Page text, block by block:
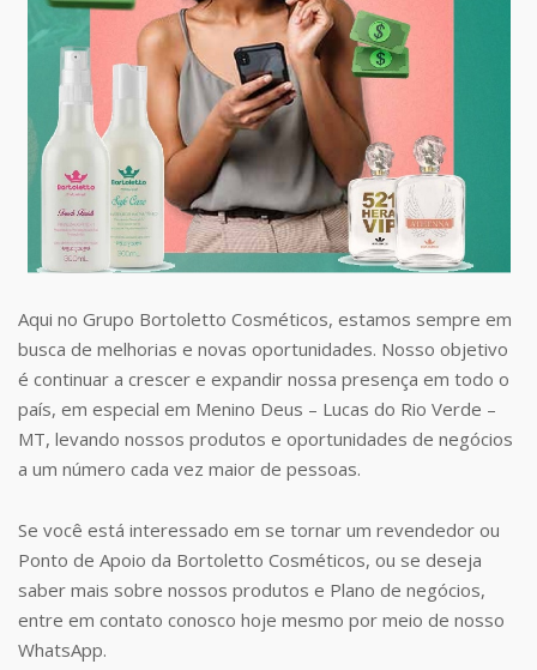
Aqui no Grupo Bortoletto Cosméticos, estamos sempre em
busca de melhorias e novas oportunidades. Nosso objetivo
é continuar a crescer e expandir nossa presença em todo o
país, em especial em Menino Deus – Lucas do Rio Verde –
MT, levando nossos produtos e oportunidades de negócios
a um número cada vez maior de pessoas.
Se você está interessado em se tornar um revendedor ou
Ponto de Apoio da Bortoletto Cosméticos, ou se deseja
saber mais sobre nossos produtos e Plano de negócios,
entre em contato conosco hoje mesmo por meio de nosso
WhatsApp.